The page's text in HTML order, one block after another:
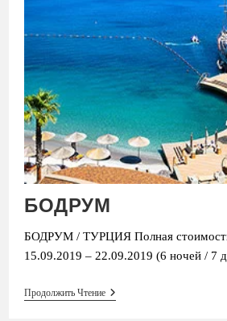
БОДРУМ
БОДРУМ / ТУРЦИЯ Полная
15.09.2019 – 22.09.2019 (6 ночей / 7
Продолжить ЧтениеБОДРУМ